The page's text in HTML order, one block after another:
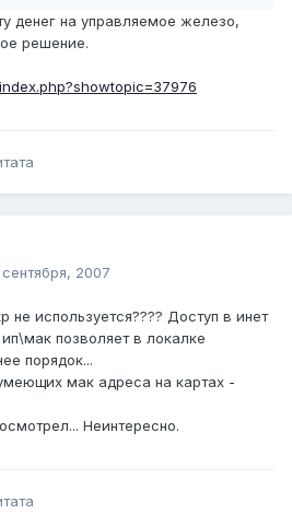
денег на управляемое железо,
решение.
сентября, 2007
не используется???? Доступ в инет
позволяет в локалке
порядок...
мак адреса на картах -
Неинтересно.